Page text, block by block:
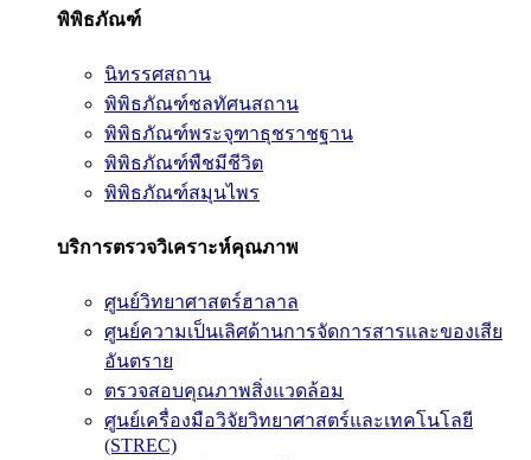
พิพิธภัณฑ์
นิทรรศสถาน
พิพิธภัณฑ์ชลทัศนสถาน
พิพิธภัณฑ์พระจุฑาธุชราชฐาน
พิพิธภัณฑ์พืชมีชีวิต
พิพิธภัณฑ์สมุนไพร
บริการตรวจวิเคราะห์คุณภาพ
ศูนย์วิทยาศาสตร์ฮาลาล
ศูนย์ความเป็นเลิศด้านการจัดการสารและของเสีย
อันตราย
ตรวจสอบคุณภาพสิ่งแวดล้อม
ศูนย์เครื่องมือวิจัยวิทยาศาสตร์และเทคโนโลยี
(STREC)